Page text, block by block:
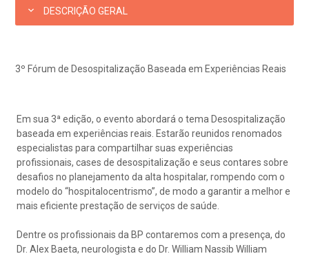
de Exames
Horário de atendimento: 2ª a 6ª feira das 7h às 18h
(11)3505-1000
ouvidoria@bp.org.br
Fale Conosco
CEP: 01323-001 | Bela Vista
São Paulo - SP
BP Mirante
social da BP
corporativa
social
Telemedicina BP
Teleinterconsulta
Centro de Doenças Autoimunes
de Visita
socorro
de cópia de prontuário médico
de orçamento particular
de veracidade de atestado
especialidades
DESCRIÇÃO GERAL
3º Fórum de Desospitalização Baseada em Experiências Reais
Em sua 3ª edição, o evento abordará o tema Desospitalização
baseada em experiências reais. Estarão reunidos renomados
especialistas para compartilhar suas experiências
profissionais, cases de desospitalização e seus contares sobre
desafios no planejamento da alta hospitalar, rompendo com o
modelo do “hospitalocentrismo”, de modo a garantir a melhor e
mais eficiente prestação de serviços de saúde.
Dentre os profissionais da BP contaremos com a presença, do
Dr. Alex Baeta, neurologista e do Dr. William Nassib William